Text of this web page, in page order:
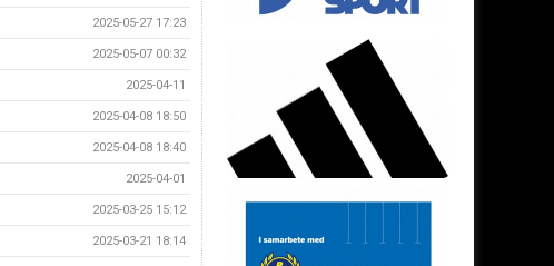
2025-05-27 17:23
2025-05-07 00:32
2025-04-11
2025-04-08 18:50
2025-04-08 18:40
2025-04-01
2025-03-25 15:12
2025-03-21 18:14